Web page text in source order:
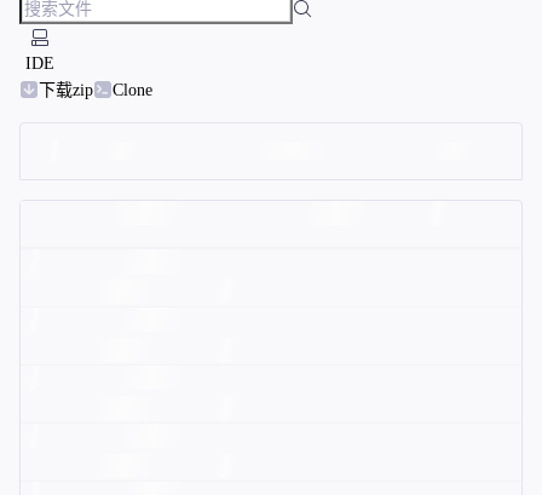
IDE
下载zip
Clone